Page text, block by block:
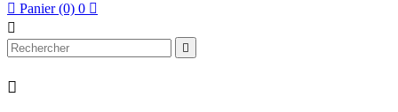
 Panier (0) 0 


